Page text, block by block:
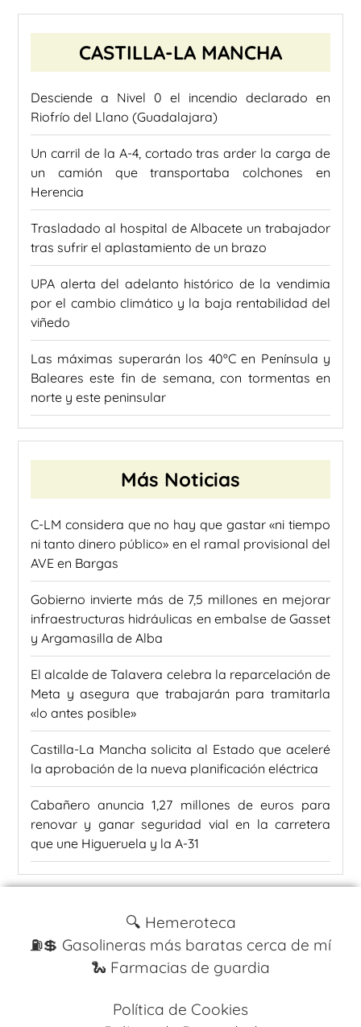
CASTILLA-LA MANCHA
Desciende a Nivel 0 el incendio declarado en
Riofrío del Llano (Guadalajara)
Un carril de la A-4, cortado tras arder la carga de
un camión que transportaba colchones en
Herencia
Trasladado al hospital de Albacete un trabajador
tras sufrir el aplastamiento de un brazo
UPA alerta del adelanto histórico de la vendimia
por el cambio climático y la baja rentabilidad del
viñedo
Las máximas superarán los 40ºC en Península y
Baleares este fin de semana, con tormentas en
norte y este peninsular
Más Noticias
C-LM considera que no hay que gastar «ni tiempo
ni tanto dinero público» en el ramal provisional del
AVE en Bargas
Gobierno invierte más de 7,5 millones en mejorar
infraestructuras hidráulicas en embalse de Gasset
y Argamasilla de Alba
El alcalde de Talavera celebra la reparcelación de
Meta y asegura que trabajarán para tramitarla
«lo antes posible»
Castilla-La Mancha solicita al Estado que aceleré
la aprobación de la nueva planificación eléctrica
Cabañero anuncia 1,27 millones de euros para
renovar y ganar seguridad vial en la carretera
que une Higueruela y la A-31
🔍 Hemeroteca
⛽️💲 Gasolineras más baratas cerca de mí
🐍 Farmacias de guardia
Política de Cookies